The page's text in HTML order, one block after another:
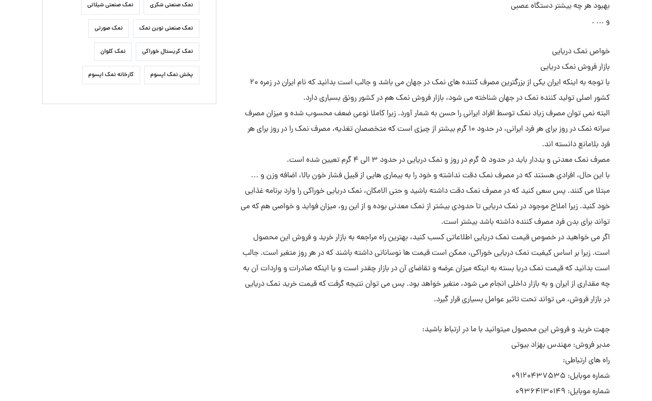
بهبود هر چه بیشتر دستگاه عصبی
و … .
خواص نمک دریایی
بازار فروش نمک دریایی
با توجه به اینکه ایران یکی از بزرگترین مصرف کننده های نمک در جهان می باشد و جالب است بدانید که نام ایران در زمره 20
کشور اصلی تولید کننده نمک در جهان شناخته می شود، بازار فروش نمک هم در کشور رونق بسیاری دارد.
البته نمی توان مصرف زیاد نمک توسط افراد ایرانی را حسن به شمار آورد. زیرا کاملا نوعی ضعف محسوب شده و میزان مصرف
سرانه نمک در روز برای هر فرد ایرانی، در حدود 10 گرم بیشتر از چیزی است که متخصصان تغذیه، مصرف نمک را در روز برای هر
فرد بلامانع دانسته اند.
مصرف نمک معدنی و یددار باید در حدود 5 گرم در روز و نمک دریایی در حدود 3 الی 4 گرم تعیین شده است.
با این حال، افرادی هستند که در مصرف نمک دقت نداشته و خود را به بیماری هایی از قبیل فشار خون بالا، اضافه وزن و …
مبتلا می کنند. پس سعی کنید که در مصرف نمک دقت داشته باشید و حتی الامکان، نمک دریایی خوراکی را وارد برنامه غذایی
خود کنید. زیرا املاح موجود در نمک دریایی تا حدودی بیشتر از نمک معدنی بوده و از این رو، میزان فواید و خواصی هم که می
تواند برای بدن فرد مصرف کننده داشته باشد بیشتر است.
اگر می خواهید در خصوص قیمت نمک دریایی اطلاعاتی کسب کنید، بهترین راه مراجعه به بازار خرید و فروش این محصول
است. زیرا بر اساس کیفیت نمک دریایی خوراکی، ممکن است قیمت ها نوساناتی داشته باشند که در هر روز متغیر است. جالب
است بدانید که قیمت نمک دریا بسته به اینکه میزان عرضه و تقاضای آن در بازار چقدر است و یا اینکه صادرات و واردات آن به
چه مقداری از ایران و به بازار داخلی انجام می شود، متغیر خواهد بود. پس می توان نتیجه گرفت که قیمت خرید نمک دریایی
در بازار فروش، می تواند تحت تاثیر عوامل بسیاری قرار گیرد.
جهت خرید و فروش این محصول میتوانید با ما در ارتباط باشید:
مدیر فروش: مهندس بهزاد بیوتی
راه های ارتباطی:
شماره موبایل: 09120437535
شماره موبایل: 09364130149
نمک صنعتی شکری نمک صنعتی شیلاتی
نمک صنعتی نوین نمک نمک صورتی
نمک کریستال خوراکی نمک کلوان
پخش نمک اپسوم کارخانه نمک اپسوم